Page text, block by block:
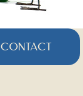
CONTACT